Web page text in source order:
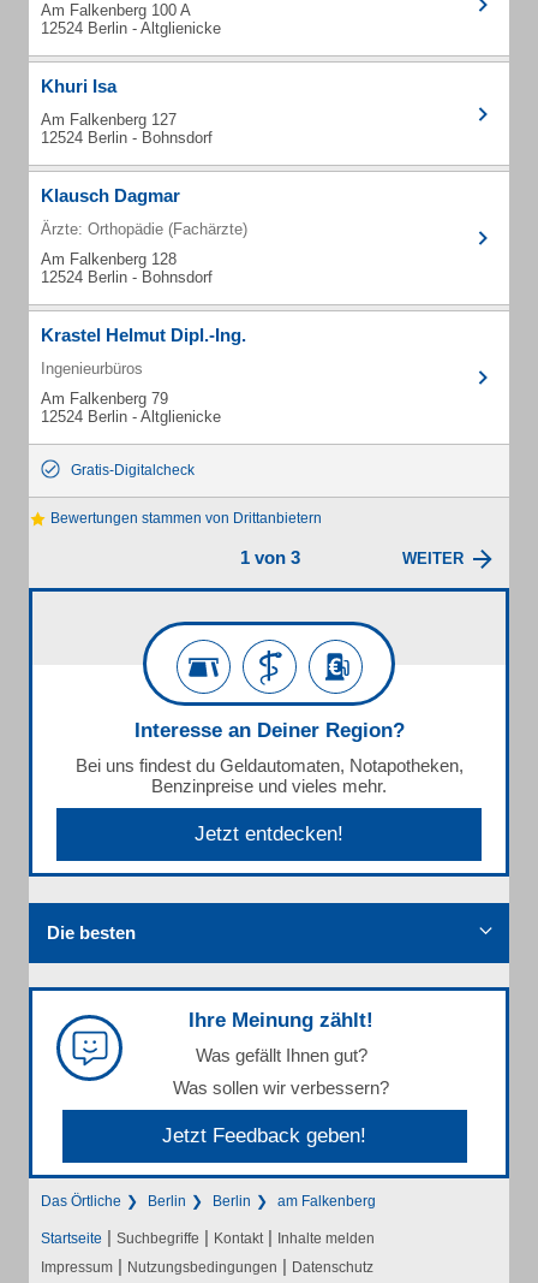
Am Falkenberg 100 A
12524 Berlin - Altglienicke
Khuri Isa
Am Falkenberg 127
12524 Berlin - Bohnsdorf
Klausch Dagmar
Ärzte: Orthopädie (Fachärzte)
Am Falkenberg 128
12524 Berlin - Bohnsdorf
Krastel Helmut Dipl.-Ing.
Ingenieurbüros
Am Falkenberg 79
12524 Berlin - Altglienicke
Gratis-Digitalcheck
Bewertungen stammen von Drittanbietern
1 von 3 WEITER
Interesse an Deiner Region?
Bei uns findest du Geldautomaten, Notapotheken,
Benzinpreise und vieles mehr.
Jetzt entdecken!
Die besten
Ihre Meinung zählt!
Was gefällt Ihnen gut?
Was sollen wir verbessern?
Jetzt Feedback geben!
Das Örtliche Berlin Berlin am Falkenberg
Startseite | Suchbegriffe | Kontakt | Inhalte melden
Impressum | Nutzungsbedingungen | Datenschutz